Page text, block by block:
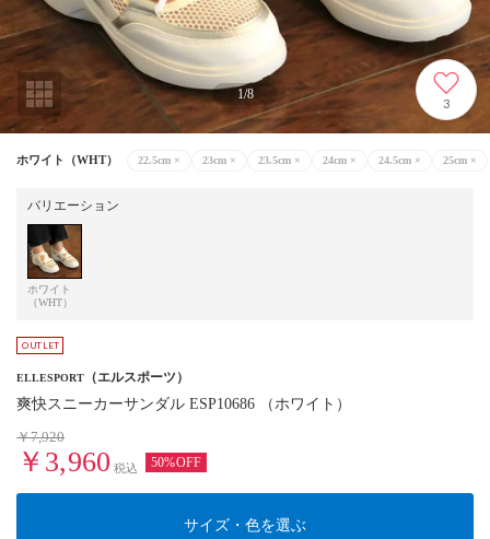
1/8
3
ホワイト（WHT） 22.5cm × 23cm × 23.5cm × 24cm × 24.5cm × 25cm ×
バリエーション
ホワイト
（WHT）
ELLESPORT （エルスポーツ）
爽快スニーカーサンダル ESP10686 （ホワイト）
￥7,920
￥3,960 税込 50%OFF
サイズ・色を選ぶ